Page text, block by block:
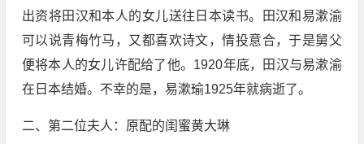
出资将田汉和本人的女儿送往日本读书。田汉和易漱渝
可以说青梅竹马，又都喜欢诗文，情投意合，于是舅父
便将本人的女儿许配给了他。1920年底，田汉与易漱渝
在日本结婚。不幸的是，易漱瑜1925年就病逝了。
二、第二位夫人：原配的闺蜜黄大琳